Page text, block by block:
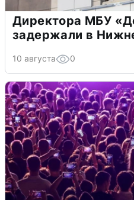
Директора МБУ
задержали в
10 августа 0